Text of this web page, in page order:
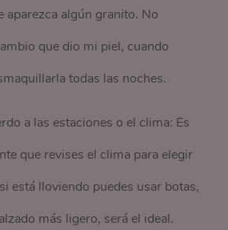
aparezca algún granito. No
que dio mi piel, cuando
todas las noches.
a las estaciones o el clima: Es
que revises el clima para elegir
está lloviendo puedes usar botas,
más ligero, será el ideal.